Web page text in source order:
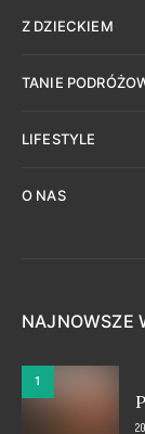
Z DZIECKIEM
TANIE
LIFESTYLE
O NAS
NAJNOWSZE
1